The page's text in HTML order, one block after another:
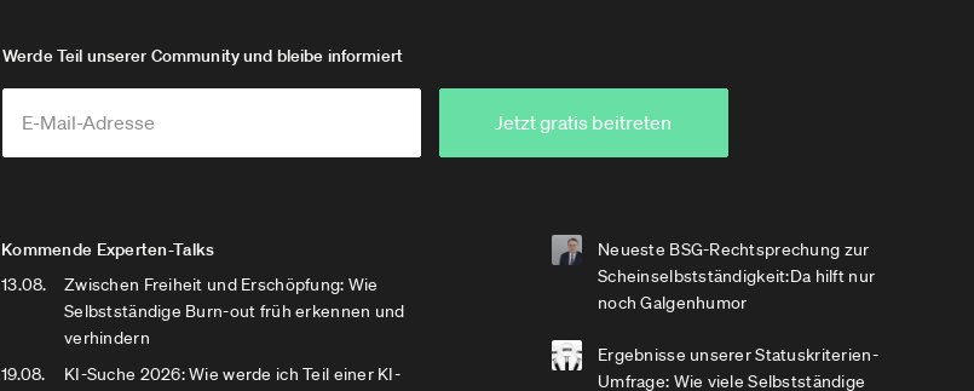
Werde Teil unserer Community und bleibe informiert
Jetzt gratis beitreten
Kommende Experten-Talks
13.08.
Zwischen Freiheit und Erschöpfung: Wie
Selbstständige Burn-out früh erkennen und
verhindern
19.08.
KI-Suche 2026: Wie werde ich Teil einer KI-
Neueste BSG-Rechtsprechung zur
Scheinselbstständigkeit:Da hilft nur
noch Galgenhumor
Ergebnisse unserer Statuskriterien-
Umfrage: Wie viele Selbstständige